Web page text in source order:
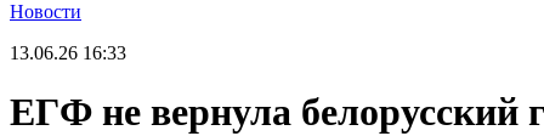
Новости
13.06.26 16:33
ЕГФ не вернула белорусский